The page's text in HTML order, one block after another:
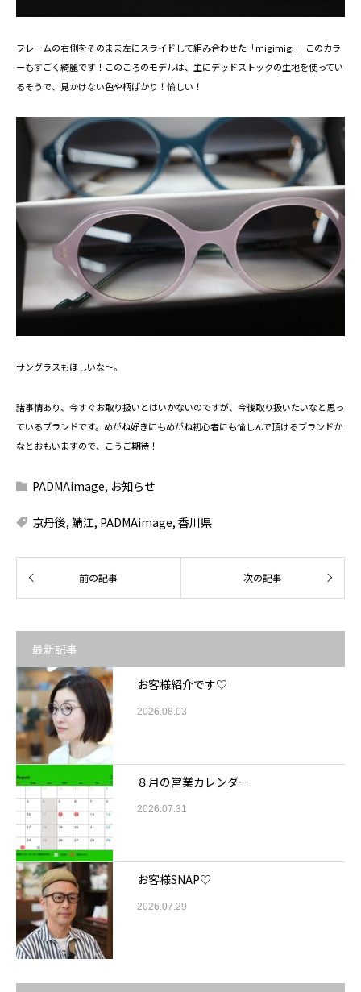
フレームの右側をそのまま左にスライドして組み合わせた「ｍigimigi」 このカラ
ーもすごく綺麗です！このころのモデルは、主にデッドストックの生地を使ってい
るそうで、見かけない色や柄ばかり！愉しい！
サングラスもほしいな～。
諸事情あり、今すぐお取り扱いとはいかないのですが、今後取り扱いたいなと思っ
ているブランドです。めがね好きにもめがね初心者にも愉しんで頂けるブランドか
なとおもいますので、こうご期待！
PADMAimage, お知らせ
京丹後, 鯖江, PADMAimage, 香川県
最新記事
お客様紹介です♡
2026.08.03
８月の営業カレンダー
2026.07.31
お客様SNAP♡
2026.07.29